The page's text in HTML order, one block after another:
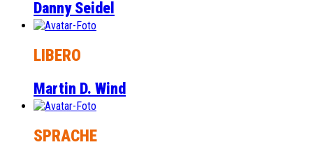
Danny Seidel
LIBERO
Martin D. Wind
SPRACHE